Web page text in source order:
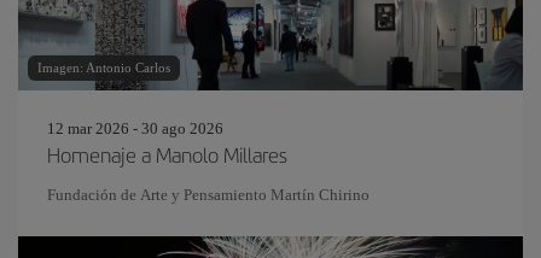
Imagen: Antonio Carlos
12 mar 2026 - 30 ago 2026
Homenaje a Manolo Millares
Fundación de Arte y Pensamiento Martín Chirino